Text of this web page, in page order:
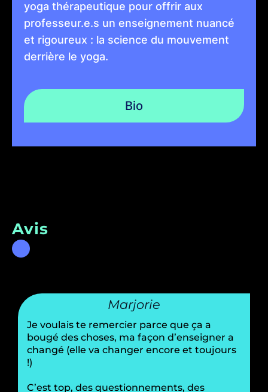
yoga thérapeutique pour offrir aux
professeur.e.s un enseignement nuancé
et rigoureux : la science du mouvement
derrière le yoga.
Bio
Avis
Marjorie
Je voulais te remercier parce que ça a
bougé des choses, ma façon d’enseigner a
changé (elle va changer encore et toujours
!)
C’est top, des questionnements, des